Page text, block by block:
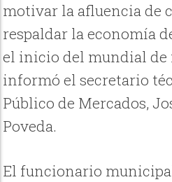
motivar la afluencia de
respaldar la economía
el inicio del mundial de
informó el secretario
Público de Mercados,
Poveda.
El funcionario